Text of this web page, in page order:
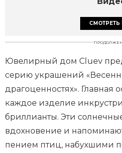
СМОТРЕТЬ
Ювелирный дом Cluev
серию украшений
драгоценностях». Главная
каждое изделие
бриллианты. Эти
вдохновение и
пением птиц, набухшими